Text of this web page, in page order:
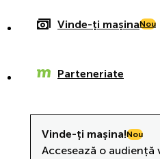
Vinde-ți mașinaNou
Parteneriate
Vinde-ți mașina!Nou
Accesează o audiență